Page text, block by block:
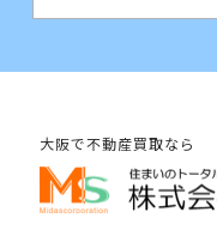
大阪で不動産買取なら